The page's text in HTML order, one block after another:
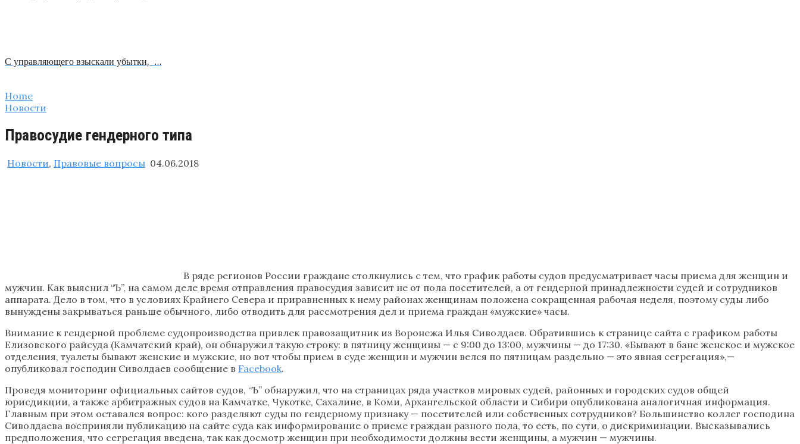
С управляющего взыскали убытки, …
Home
Новости
Правосудие гендерного типа
Новости, Правовые вопросы 04.06.2018
В ряде регионов России граждане столкнулись с тем, что график работы судов предусматривает часы приема для женщин и
мужчин. Как выяснил “Ъ”, на самом деле время отправления правосудия зависит не от пола посетителей, а от гендерной принадлежности судей и сотрудников
аппарата. Дело в том, что в условиях Крайнего Севера и приравненных к нему районах женщинам положена сокращенная рабочая неделя, поэтому суды либо
вынуждены закрываться раньше обычного, либо отводить для рассмотрения дел и приема граждан «мужские» часы.
Внимание к гендерной проблеме судопроизводства привлек правозащитник из Воронежа Илья Сиволдаев. Обратившись к странице сайта с графиком работы
Елизовского райсуда (Камчатский край), он обнаружил такую строку: в пятницу женщины — с 9:00 до 13:00, мужчины — до 17:30. «Бывают в бане женское и мужское
отделения, туалеты бывают женские и мужские, но вот чтобы прием в суде женщин и мужчин велся по пятницам раздельно — это явная сегрегация»,—
опубликовал господин Сиволдаев сообщение в Facebook.
Проведя мониторинг официальных сайтов судов, “Ъ” обнаружил, что на страницах ряда участков мировых судей, районных и городских судов общей
юрисдикции, а также арбитражных судов на Камчатке, Чукотке, Сахалине, в Коми, Архангельской области и Сибири опубликована аналогичная информация.
Главным при этом оставался вопрос: кого разделяют суды по гендерному признаку — посетителей или собственных сотрудников? Большинство коллег господина
Сиволдаева восприняли публикацию на сайте суда как информирование о приеме граждан разного пола, то есть, по сути, о дискриминации. Высказывались
предположения, что сегрегация введена, так как досмотр женщин при необходимости должны вести женщины, а мужчин — мужчины.